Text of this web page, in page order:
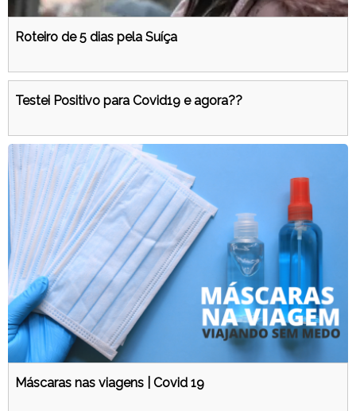
Roteiro de 5 dias pela Suíça
Testei Positivo para Covid19 e agora??
Máscaras nas viagens | Covid 19